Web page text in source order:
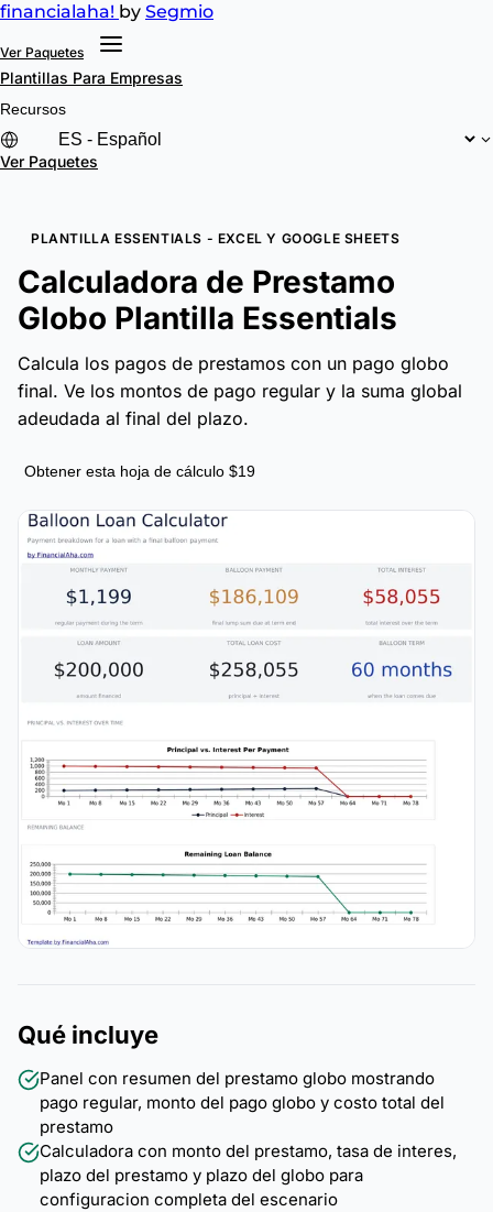
financialaha! by Segmio
Ver Paquetes
Plantillas Para Empresas
Recursos
Ver Paquetes
PLANTILLA ESSENTIALS - EXCEL Y GOOGLE SHEETS
Calculadora de Prestamo
Globo Plantilla Essentials
Calcula los pagos de prestamos con un pago globo
final. Ve los montos de pago regular y la suma global
adeudada al final del plazo.
Obtener esta hoja de cálculo $19
Qué incluye
Panel con resumen del prestamo globo mostrando
pago regular, monto del pago globo y costo total del
prestamo
Calculadora con monto del prestamo, tasa de interes,
plazo del prestamo y plazo del globo para
configuracion completa del escenario